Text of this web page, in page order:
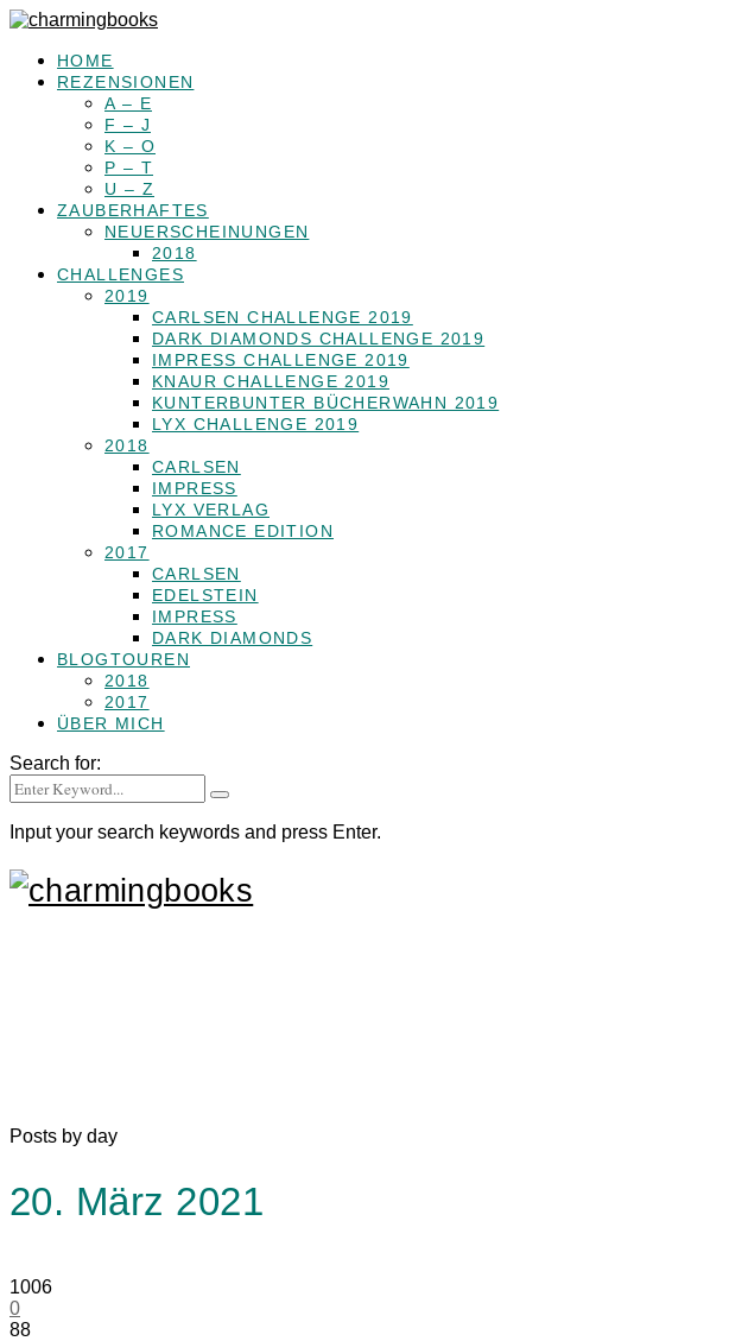
HOME
REZENSIONEN
A – E
F – J
K – O
P – T
U – Z
ZAUBERHAFTES
NEUERSCHEINUNGEN
2018
CHALLENGES
2019
CARLSEN CHALLENGE 2019
DARK DIAMONDS CHALLENGE 2019
IMPRESS CHALLENGE 2019
KNAUR CHALLENGE 2019
KUNTERBUNTER BÜCHERWAHN 2019
LYX CHALLENGE 2019
2018
CARLSEN
IMPRESS
LYX VERLAG
ROMANCE EDITION
2017
CARLSEN
EDELSTEIN
IMPRESS
DARK DIAMONDS
BLOGTOUREN
2018
2017
ÜBER MICH
Search for:
Input your search keywords and press Enter.
Posts by day
20. März 2021
1006
0
88